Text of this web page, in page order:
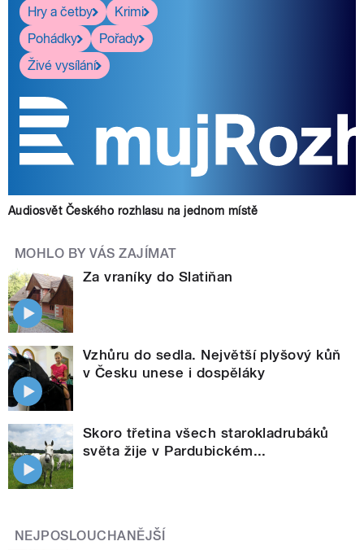
Hry a četby
Krimi
Pohádky
Pořady
Živé vysílání
Audiosvět Českého rozhlasu na jednom místě
MOHLO BY VÁS ZAJÍMAT
Za vraníky do Slatiňan
Vzhůru do sedla. Největší plyšový kůň
v Česku unese i dospěláky
Skoro třetina všech starokladrubáků
světa žije v Pardubickém...
NEJPOSLOUCHANĚJŠÍ